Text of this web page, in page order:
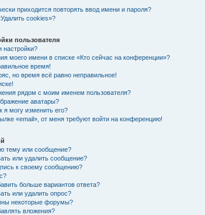
приходится повторять ввод имени и пароля?
cookies»?
пользователя
настройки?
моего имени в списке «Кто сейчас на конференции»?
время!
но время всё равно неправильное!
рядом с моим именем пользователя?
аватары?
я могу изменить его?
«email», от меня требуют войти на конференцию!
тему или сообщение?
или удалить сообщение?
к своему сообщению?
больше вариантов ответа?
или удалить опрос?
некоторые форумы?
вложения?